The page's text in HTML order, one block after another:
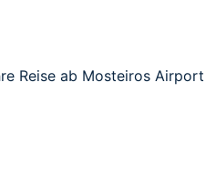
Reise ab Mosteiros Airport